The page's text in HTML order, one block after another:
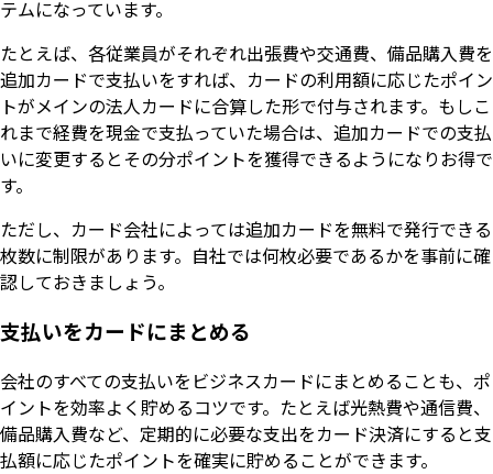
テムになっています。
たとえば、各従業員がそれぞれ出張費や交通費、備品購入費を
追加カードで支払いをすれば、カードの利用額に応じたポイン
トがメインの法人カードに合算した形で付与されます。もしこ
れまで経費を現金で支払っていた場合は、追加カードでの支払
いに変更するとその分ポイントを獲得できるようになりお得で
す。
ただし、カード会社によっては追加カードを無料で発行できる
枚数に制限があります。自社では何枚必要であるかを事前に確
認しておきましょう。
支払いをカードにまとめる
会社のすべての支払いをビジネスカードにまとめることも、ポ
イントを効率よく貯めるコツです。たとえば光熱費や通信費、
備品購入費など、定期的に必要な支出をカード決済にすると支
払額に応じたポイントを確実に貯めることができます。